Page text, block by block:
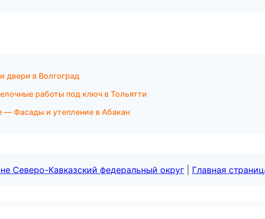
в Волгоград
работы под ключ в Тольятти
Фасады и утепление в Абакан
Северо-Кавказский федеральный округ Главная